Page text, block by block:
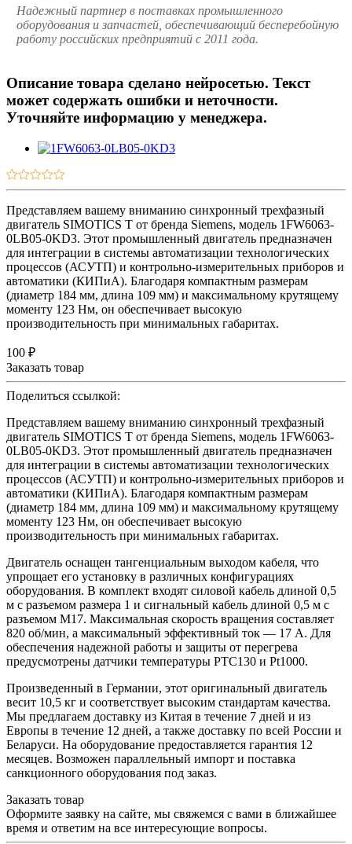
Надежный партнер в поставках промышленного
оборудования и запчастей, обеспечивающий бесперебойную
работу российских предприятий с 2011 года.
Описание товара сделано нейросетью. Текст
может содержать ошибки и неточности.
Уточняйте информацию у менеджера.
Представляем вашему вниманию синхронный трехфазный
двигатель SIMOTICS T от бренда Siemens, модель 1FW6063-
0LB05-0KD3. Этот промышленный двигатель предназначен
для интеграции в системы автоматизации технологических
процессов (АСУТП) и контрольно-измерительных приборов и
автоматики (КИПиА). Благодаря компактным размерам
(диаметр 184 мм, длина 109 мм) и максимальному крутящему
моменту 123 Нм, он обеспечивает высокую
производительность при минимальных габаритах.
100 ₽
Заказать товар
Поделиться ссылкой:
Представляем вашему вниманию синхронный трехфазный
двигатель SIMOTICS T от бренда Siemens, модель 1FW6063-
0LB05-0KD3. Этот промышленный двигатель предназначен
для интеграции в системы автоматизации технологических
процессов (АСУТП) и контрольно-измерительных приборов и
автоматики (КИПиА). Благодаря компактным размерам
(диаметр 184 мм, длина 109 мм) и максимальному крутящему
моменту 123 Нм, он обеспечивает высокую
производительность при минимальных габаритах.
Двигатель оснащен тангенциальным выходом кабеля, что
упрощает его установку в различных конфигурациях
оборудования. В комплект входят силовой кабель длиной 0,5
м с разъемом размера 1 и сигнальный кабель длиной 0,5 м с
разъемом M17. Максимальная скорость вращения составляет
820 об/мин, а максимальный эффективный ток — 17 А. Для
обеспечения надежной работы и защиты от перегрева
предусмотрены датчики температуры PTC130 и Pt1000.
Произведенный в Германии, этот оригинальный двигатель
весит 10,5 кг и соответствует высоким стандартам качества.
Мы предлагаем доставку из Китая в течение 7 дней и из
Европы в течение 12 дней, а также доставку по всей России и
Беларуси. На оборудование предоставляется гарантия 12
месяцев. Возможен параллельный импорт и поставка
санкционного оборудования под заказ.
Заказать товар
Оформите заявку на сайте, мы свяжемся с вами в ближайшее
время и ответим на все интересующие вопросы.